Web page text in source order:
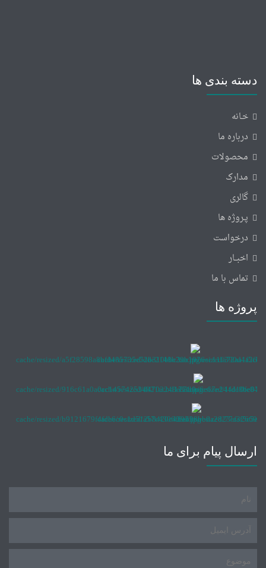
دسته بندی ها
خـانه
درباره ما
محصولات
مدارک
گالری
پـروژه ها
درخواست
اخبــار
تماس با ما
پروژه ها
ارسال پیام برای ما